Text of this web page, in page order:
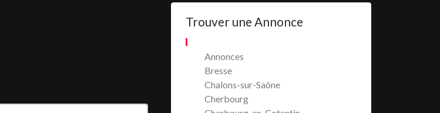
Trouver une Annonce
Annonces
Bresse
Chalons-sur-Saône
Cherbourg